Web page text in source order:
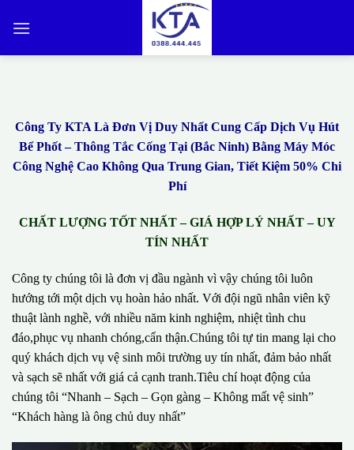
qua
Công Ty KTA Là Đơn Vị Duy Nhất Cung Cấp Dịch Vụ Hút
Bể Phốt – Thông Tắc Cống Tại (Bắc Ninh) Bằng Máy Móc
Công Nghệ Cao Không Qua Trung Gian, Tiết Kiệm 50% Chi
Phí
CHẤT LƯỢNG TỐT NHẤT – GIÁ HỢP LÝ NHẤT – UY
TÍN NHẤT
Công ty chúng tôi là đơn vị đầu ngành vì vậy chúng tôi luôn
hướng tới một dịch vụ hoàn hảo nhất. Với đội ngũ nhân viên kỹ
thuật lành nghề, với nhiều năm kinh nghiệm, nhiệt tình chu
đáo,phục vụ nhanh chóng,cẩn thận.Chúng tôi tự tin mang lại cho
quý khách dịch vụ vệ sinh môi trường uy tín nhất, đảm bảo nhất
và sạch sẽ nhất với giá cả cạnh tranh.Tiêu chí hoạt động của
chúng tôi “Nhanh – Sạch – Gọn gàng – Không mất vệ sinh”
“Khách hàng là ông chủ duy nhất”